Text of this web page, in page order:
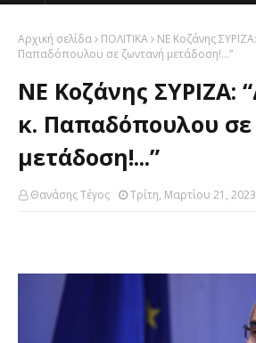
Αρχική σελίδα ΠΟΛΙΤΙΚΑ
ΝΕ Κοζάνης
Παπαδόπουλου σε ζωντανή μετάδοση!...”
ΝΕ Κοζάνης ΣΥΡΙΖΑ:
κ. Παπαδόπουλου
μετάδοση!...”
Θανάσης Τέγος Τρίτη, Μαρτίου 21, 2023